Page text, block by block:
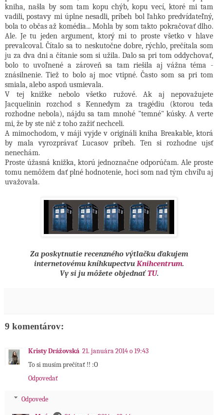
kniha, našla by som tam kopu chýb, kopu vecí, ktoré mi tam
vadili, postavy mi úplne nesadli, príbeh bol ľahko predvídateľný,
bola to občas až komédia... Mohla by som takto pokračovať dlho.
Ale. Je tu jeden argument, ktorý mi to proste všetko v hlave
prevalcoval. Čítalo sa to neskutočne dobre, rýchlo, prečítala som
ju za dva dni a čítanie som si užila. Dalo sa pri tom oddychovať,
bolo to uvoľnené a zároveň sa tam riešila aj vážna téma -
znásilnenie. Tiež to bolo aj moc vtipné. Často som sa pri tom
smiala, alebo aspoň usmievala.
V tej knižke nebolo všetko ružové. Ak aj nepovažujete
Jacquelinin rozchod s Kennedym za tragédiu (ktorou teda
rozhodne nebola), nájdu sa tam mnohé "temné" kúsky. A verte
mi, že by ste nič z toho zažiť nechceli.
A mimochodom, v máji vyjde v origináli kniha Breakable, ktorá
by mala vyrozprávať Lucasov príbeh. Ten si rozhodne ujsť
nenechám.
Proste úžasná knižka, ktorú jednoznačne odporúčam. Ale proste
tomu nemôžem dať plné hodnotenie, hoci som nad tým chvíľu aj
uvažovala.
Za poskytnutie recenzného výtlačku ďakujem
internetovému kníhkupectvu Knihcentrum.
Vy si ju môžete objednaťTU.
9 komentárov:
Kristy Drážovská 21. januára 2014 o 19:43
To si musím prečítať !! :O
Odpovedať
Odpovede